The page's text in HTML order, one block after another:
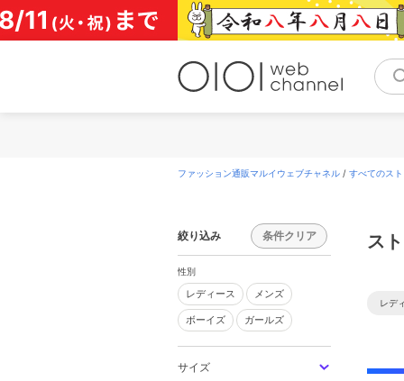
コ
ン
テ
ファッション通販マルイウェブチャネル / すべてのス
絞り込み 条件クリア
性別
レディース
レディース メンズ
メンズ
ボーイズ
ボーイズ ガールズ
ガールズ
サイズ
ス
レデ